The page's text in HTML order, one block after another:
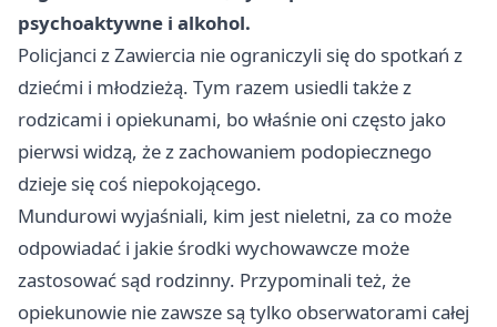
psychoaktywne i alkohol.
Policjanci z Zawiercia nie ograniczyli się do spotkań z
dziećmi i młodzieżą. Tym razem usiedli także z
rodzicami i opiekunami, bo właśnie oni często jako
pierwsi widzą, że z zachowaniem podopiecznego
dzieje się coś niepokojącego.
Mundurowi wyjaśniali, kim jest nieletni, za co może
odpowiadać i jakie środki wychowawcze może
zastosować sąd rodzinny. Przypominali też, że
opiekunowie nie zawsze są tylko obserwatorami całej